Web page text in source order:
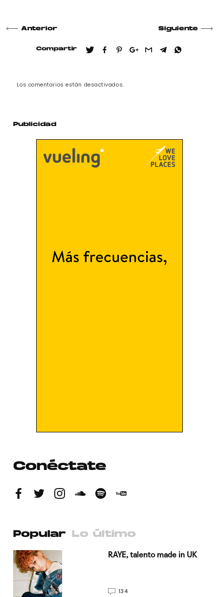
Anterior Siguiente
Compartir
Los comentarios están desactivados.
Publicidad
Conéctate
Popular Lo último
RAYE, talento made in UK
134